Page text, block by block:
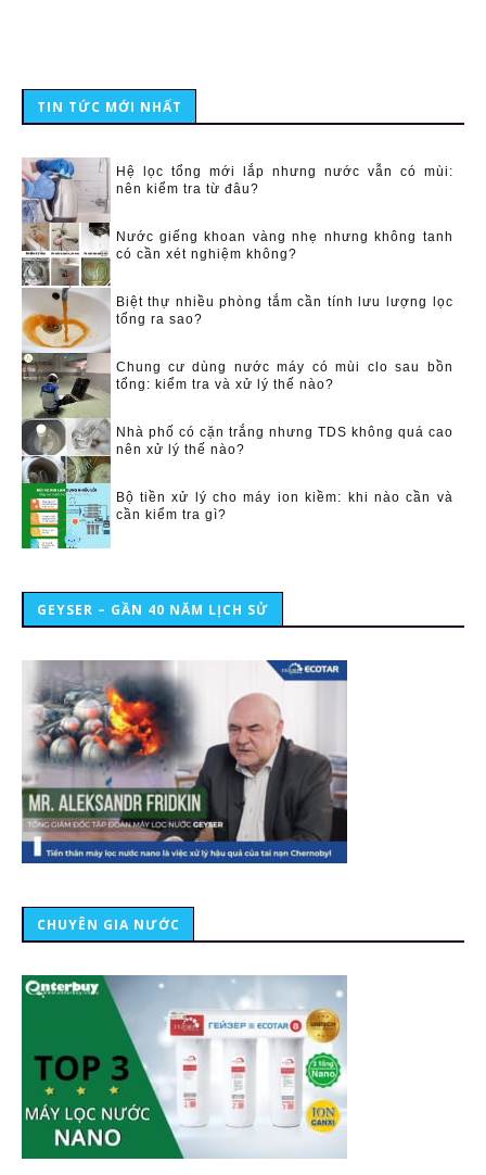
TIN TỨC MỚI NHẤT
Hệ lọc tổng mới lắp nhưng nước vẫn có mùi:
nên kiểm tra từ đâu?
Nước giếng khoan vàng nhẹ nhưng không tanh
có cần xét nghiệm không?
Biệt thự nhiều phòng tắm cần tính lưu lượng lọc
tổng ra sao?
Chung cư dùng nước máy có mùi clo sau bồn
tổng: kiểm tra và xử lý thế nào?
Nhà phố có cặn trắng nhưng TDS không quá cao
nên xử lý thế nào?
Bộ tiền xử lý cho máy ion kiềm: khi nào cần và
cần kiểm tra gì?
GEYSER – GẦN 40 NĂM LỊCH SỬ
CHUYÊN GIA NƯỚC